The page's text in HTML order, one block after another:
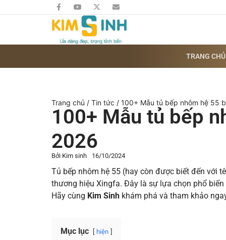
TRANG CHỦ
Trang chủ / Tin tức / 100+ Mẫu tủ bếp nhôm hệ 55
100+ Mẫu tủ bếp
2026
Bởi Kim sinh 16/10/2024
Tủ bếp nhôm hệ 55 (hay còn được biết đến với
thương hiệu Xingfa. Đây là sự lựa chọn phổ
Hãy cùng Kim Sinh khám phá và tham khảo
Mục lục hiện